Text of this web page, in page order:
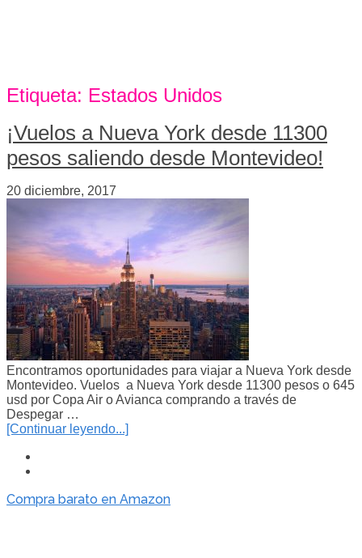
Etiqueta: Estados Unidos
¡Vuelos a Nueva York desde 11300
pesos saliendo desde Montevideo!
20 diciembre, 2017
Encontramos oportunidades para viajar a Nueva York desde
Montevideo. Vuelos a Nueva York desde 11300 pesos o 645
usd por Copa Air o Avianca comprando a través de
Despegar …
[Continuar leyendo...]
Compra barato en Amazon